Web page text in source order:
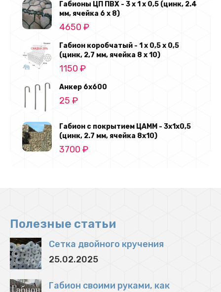
Габионы ЦП ПВХ - 3 х 1 х 0,5 (цинк, 2.4
мм, ячейка 6 х 8)
4650 ₽
Габион коробчатый - 1 х 0,5 х 0,5
(цинк, 2,7 мм, ячейка 8 х 10)
1150 ₽
Анкер 6х600
25 ₽
Габион с покрытием ЦАММ - 3х1х0,5
(цинк, 2.7 мм, ячейка 8x10)
3700 ₽
Полезные статьи
Сетка двойного кручения
25.02.2025
Габион своими руками, как